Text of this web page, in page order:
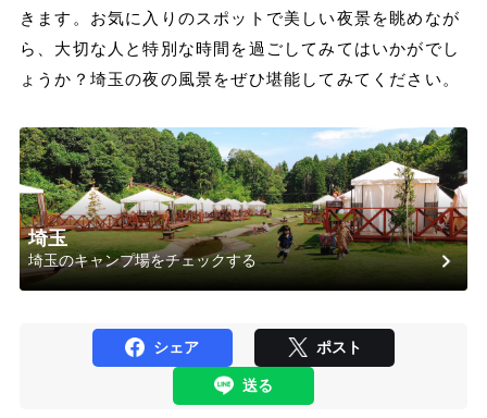
きます。お気に入りのスポットで美しい夜景を眺めなが
ら、大切な人と特別な時間を過ごしてみてはいかがでし
ょうか？埼玉の夜の風景をぜひ堪能してみてください。
埼玉
埼玉のキャンプ場をチェックする
シェア ポスト
送る